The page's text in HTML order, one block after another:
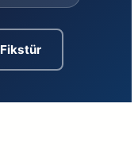
Fikstür